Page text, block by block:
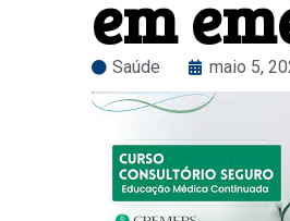
em
Saúde maio 5,